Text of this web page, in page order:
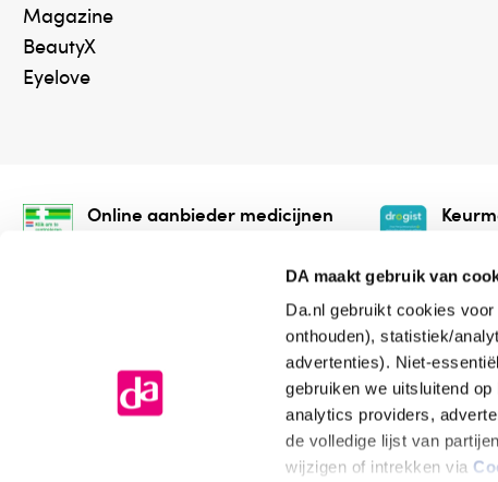
DA maakt gebruik van
Da.nl gebruikt cookies
onthouden), statistiek/
advertenties). Niet-
gebruiken we uitsluitend
analytics providers,
de volledige lijst van
wijzigen of intrekken via
Magazine
BeautyX
Eyelove
Online aanbieder medicijnen
onze webshop mag verkopen.
online.
Algemene voorwaarden